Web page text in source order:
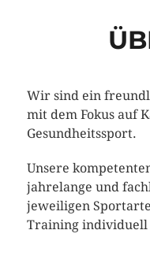
Wir sind ein
mit dem Fokus auf
Gesundheitssport.
Unsere
jahrelange und
jeweiligen
Training